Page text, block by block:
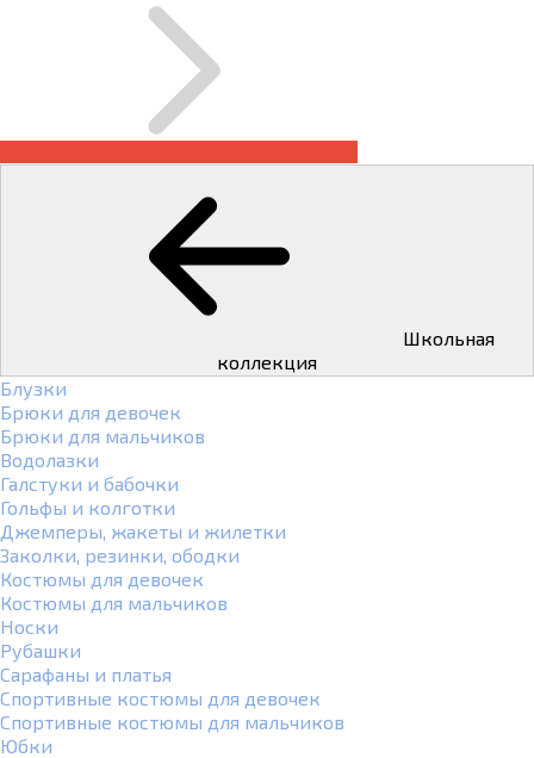
коллекция
Блузки
Брюки для девочек
Брюки для мальчиков
Водолазки
Галстуки и бабочки
Гольфы и колготки
Джемперы, жакеты и жилетки
Заколки, резинки, ободки
Костюмы для девочек
Костюмы для мальчиков
Носки
Рубашки
Сарафаны и платья
Спортивные костюмы для девочек
Спортивные костюмы для мальчиков
Юбки